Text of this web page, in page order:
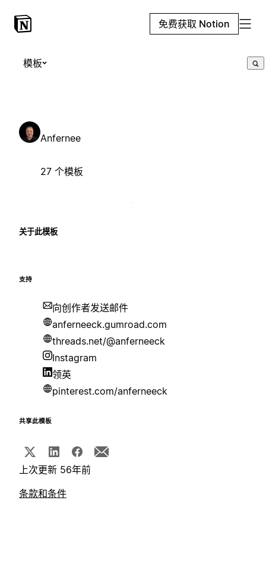
免费获取 Notion
模板
Anfernee
27 个模板
关于此模板
支持
向创作者发送邮件
anferneeck.gumroad.com
threads.net/@anferneeck
Instagram
领英
pinterest.com/anferneeck
共享此模板
上次更新 56年前
条款和条件